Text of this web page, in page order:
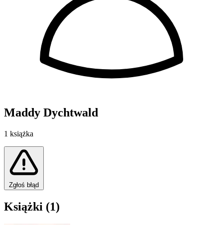
Maddy Dychtwald
1 książka
Zgłoś błąd
Książki (1)